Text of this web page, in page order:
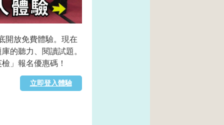
開放免費體驗。現在
的聽力、閱讀試題。
」報名優惠碼！
立即登入體驗